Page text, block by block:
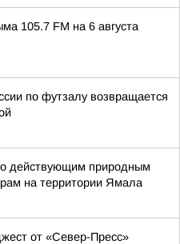
105.7 FM на 6 августа
по футзалу возвращается
действующим природным
на территории Ямала
от «Север-Пресс»